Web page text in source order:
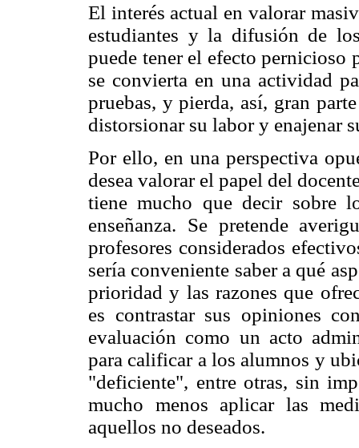
El interés actual en valorar
estudiantes y la difusión de
puede tener el efecto pernicioso
se convierta en una actividad
pruebas, y pierda, así, gran
distorsionar su labor y enajenar
Por ello, en una perspectiva
desea valorar el papel del
tiene mucho que decir sobre
enseñanza. Se pretende
profesores considerados
sería conveniente saber a qué
prioridad y las razones que
es contrastar sus opiniones
evaluación como un acto
para calificar a los alumnos y
"deficiente", entre otras, sin
mucho menos aplicar las
aquellos no deseados.